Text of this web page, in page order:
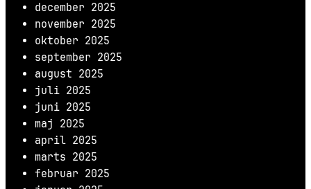
december 2025
november 2025
oktober 2025
september 2025
august 2025
juli 2025
juni 2025
maj 2025
april 2025
marts 2025
februar 2025